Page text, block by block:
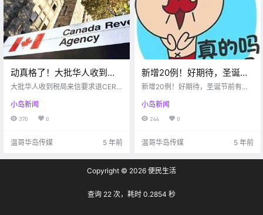
动真格了！大批华人收到税
局来信要求退CERB！有人立
大批华人收到税局来信要求退CER
小岛新闻
370 0
温哥华岛传媒 5 年前
新增20例！好期待，圣诞节
前有可能收到1000刀疫情福
罚…
新增20例！好期待，圣诞节前有可
人拒戴口罩被罚...
小岛新闻
244 0
温哥华岛传媒 5 年前
Copyright © 2026 便民生活
查询 22 次，耗时 0.2854 秒